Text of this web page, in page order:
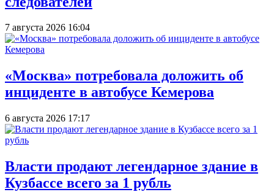
7 августа 2026 16:04
«Москва» потребовала доложить об
инциденте в автобусе Кемерова
6 августа 2026 17:17
Власти продают легендарное здание в
Кузбассе всего за 1 рубль